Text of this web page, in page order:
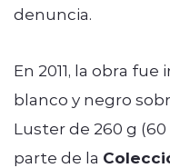
denuncia.
En 2011, la obra
blanco y negro
Luster de 260 g
parte de la